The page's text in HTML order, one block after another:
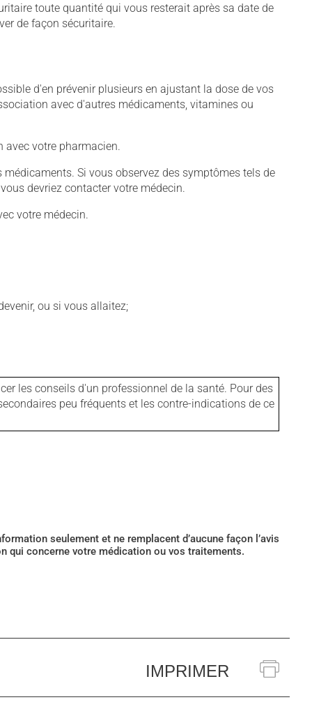
toute quantité qui vous resterait après sa date de
de façon sécuritaire.
d'en prévenir plusieurs en ajustant la dose de vos
avec d'autres médicaments, vitamines ou
avec votre pharmacien.
Si vous observez des symptômes tels de
devriez contacter votre médecin.
votre médecin.
ou si vous allaitez;
les conseils d'un professionnel de la santé. Pour des
peu fréquents et les contre-indications de ce
seulement et ne remplacent d’aucune façon l’avis
qui concerne votre médication ou vos traitements.
IMPRIMER